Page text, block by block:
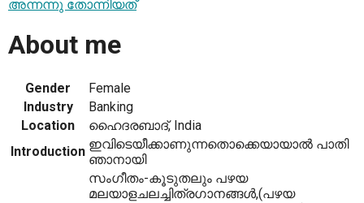
അന്നന്നു തോന്നിയത്
About me
Gender
Female
Industry
Banking
Location
ഹൈദരബാദ്, India
Introduction ഇവിടെയീക്കാണുന്നതൊക്കെയായാല്‍ പാതി
ഞാനായി
സംഗീതം-കൂടുതലും പഴയ
മലയാളചലച്ചിത്രഗാനങ്ങള്‍,(പഴയ